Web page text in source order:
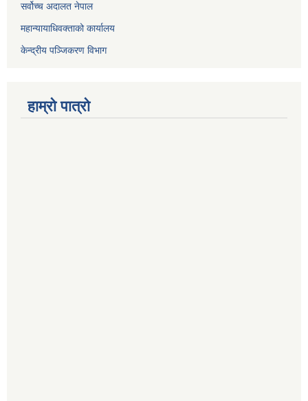
सर्वोच्च अदालत नेपाल
महान्यायाधिवक्ताको कार्यालय
केन्द्रीय पञ्जिकरण विभाग
हाम्रो पात्रो